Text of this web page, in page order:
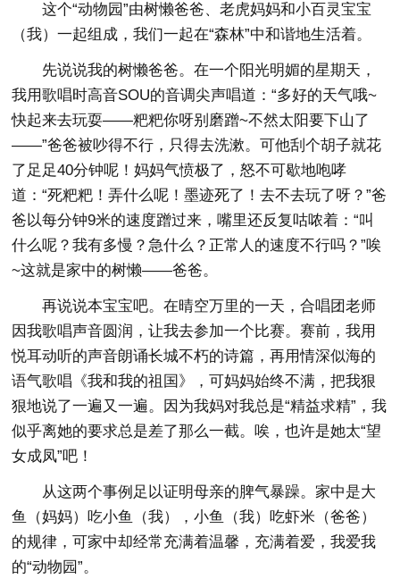
这个“动物园”由树懒爸爸、老虎妈妈和小百灵宝宝
（我）一起组成，我们一起在“森林”中和谐地生活着。
先说说我的树懒爸爸。在一个阳光明媚的星期天，
我用歌唱时高音SOU的音调尖声唱道：“多好的天气哦~
快起来去玩耍——粑粑你呀别磨蹭~不然太阳要下山了
——”爸爸被吵得不行，只得去洗漱。可他刮个胡子就花
了足足40分钟呢！妈妈气愤极了，怒不可歇地咆哮
道：“死粑粑！弄什么呢！墨迹死了！去不去玩了呀？”爸
爸以每分钟9米的速度蹭过来，嘴里还反复咕哝着：“叫
什么呢？我有多慢？急什么？正常人的速度不行吗？”唉
~这就是家中的树懒——爸爸。
再说说本宝宝吧。在晴空万里的一天，合唱团老师
因我歌唱声音圆润，让我去参加一个比赛。赛前，我用
悦耳动听的声音朗诵长城不朽的诗篇，再用情深似海的
语气歌唱《我和我的祖国》，可妈妈始终不满，把我狠
狠地说了一遍又一遍。因为我妈对我总是“精益求精”，我
似乎离她的要求总是差了那么一截。唉，也许是她太“望
女成凤”吧！
从这两个事例足以证明母亲的脾气暴躁。家中是大
鱼（妈妈）吃小鱼（我），小鱼（我）吃虾米（爸爸）
的规律，可家中却经常充满着温馨，充满着爱，我爱我
的“动物园”。